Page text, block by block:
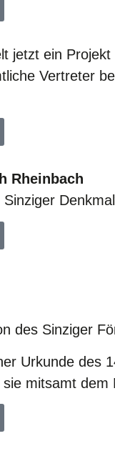
jetzt ein
Vertreter
Rheinbach
des Sinziger
Urkunde des
mitsamt